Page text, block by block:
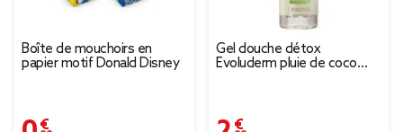
Boîte de mouchoirs en
papier motif Donald Disney
0,99 €
Gel douche détox
Evoluderm pluie de coco
2,99 €